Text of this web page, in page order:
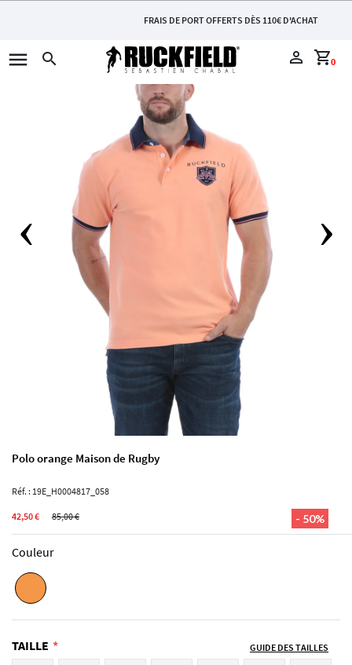
FRAIS DE PORT OFFERTS DÈS 110€ D'ACHAT
menu search perm_identity 0
shopping_cart
Polo orange Maison de Rugby
Réf. : 19E_H0004817_058
- 50%
42,50 € 85,00 €
Couleur
TAILLE GUIDE DES TAILLES